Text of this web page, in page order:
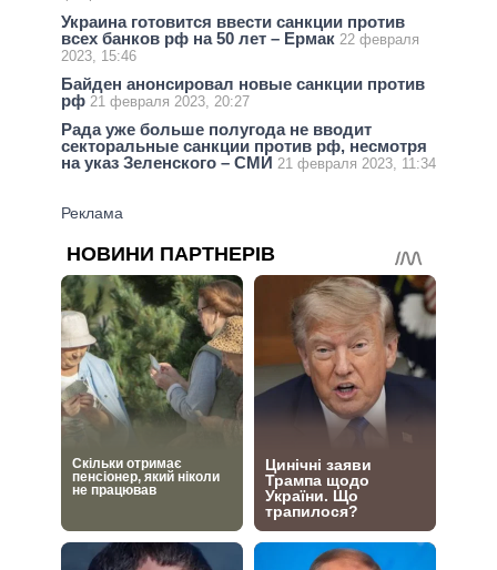
Украина готовится ввести санкции против
всех банков рф на 50 лет – Ермак 22 февраля
2023, 15:46
Байден анонсировал новые санкции против
рф 21 февраля 2023, 20:27
Рада уже больше полугода не вводит
секторальные санкции против рф, несмотря
на указ Зеленского – СМИ 21 февраля 2023, 11:34